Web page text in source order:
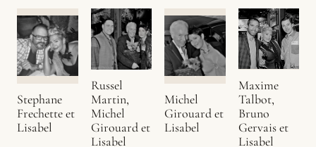
Stephane
Frechette et
Lisabel
Russel
Martin,
Michel
Girouard et
Lisabel
Michel
Girouard et
Lisabel
Maxime
Talbot,
Bruno
Gervais et
Lisabel